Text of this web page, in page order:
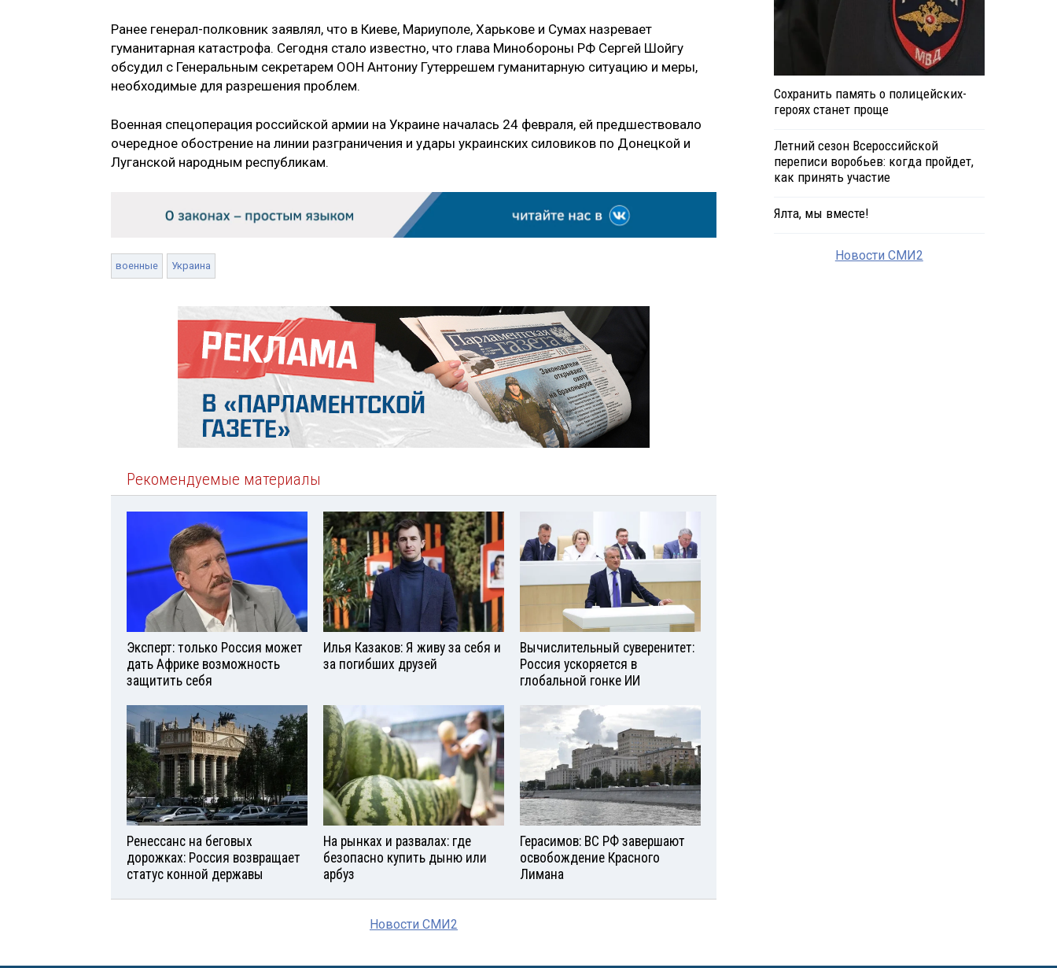
Ранее генерал-полковник заявлял, что в Киеве, Мариуполе, Харькове и Сумах назревает
гуманитарная катастрофа. Сегодня стало известно, что глава Минобороны РФ Сергей Шойгу
обсудил с Генеральным секретарем ООН Антониу Гутеррешем гуманитарную ситуацию и меры,
необходимые для разрешения проблем.
Военная спецоперация российской армии на Украине началась 24 февраля, ей предшествовало
очередное обострение на линии разграничения и удары украинских силовиков по Донецкой и
Луганской народным республикам.
военные Украина
Рекомендуемые материалы
Эксперт: только Россия может
дать Африке возможность
защитить себя
Илья Казаков: Я живу за себя и
за погибших друзей
Вычислительный суверенитет:
Россия ускоряется в
глобальной гонке ИИ
Ренессанс на беговых
дорожках: Россия возвращает
статус конной державы
На рынках и развалах: где
безопасно купить дыню или
арбуз
Герасимов: ВС РФ завершают
освобождение Красного
Лимана
Новости СМИ2
Сохранить память о полицейских-
героях станет проще
Летний сезон Всероссийской
переписи воробьев: когда пройдет,
как принять участие
Ялта, мы вместе!
Новости СМИ2